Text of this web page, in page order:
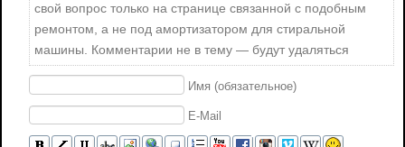
свой вопрос только на странице связанной с подобным
ремонтом, а не под амортизатором для стиральной
машины. Комментарии не в тему — будут удаляться
Имя (обязательное)
E-Mail